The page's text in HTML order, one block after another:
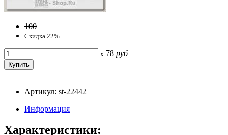
100
Скидка 22%
x 78 руб
Артикул: st-22442
Информация
Характеристики: